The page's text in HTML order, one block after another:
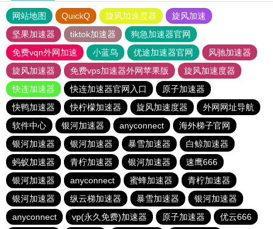
网站地图 QuickQ 旋风加速度器
旋风加速
坚果加速器
tiktok加速器
狗急加速器官网
免费vqn外网加速
小蓝鸟 优途加速器官网
风驰加速器
旋风加速器
免费vps加速器外网苹果版
旋风加速度器
快连加速器
快连加速器官网入口
原子加速器
快鸭加速器
快柠檬加速器 旋风加速度器
外网网址导航
软件中心
银河加速器 anyconnect
海外梯子官网
银河加速器
银河加速器 暴雪加速器
白鲸加速器
蚂蚁加速器
青柠加速器 银河加速器
速鹰666
银河加速器
anyconnect 蜜蜂加速器
青柠加速器
银河加速器
纵云梯加速器 暴雪加速器
银河加速器
anyconnect
vp(永久免费)加速器 原子加速器 优云666